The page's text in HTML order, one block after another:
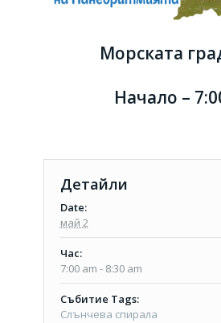
Морската
Начало –
Детайли
Date:
май 2
Час:
7:00 am - 8:30 am
Събитие Tags:
Слънчева спирала